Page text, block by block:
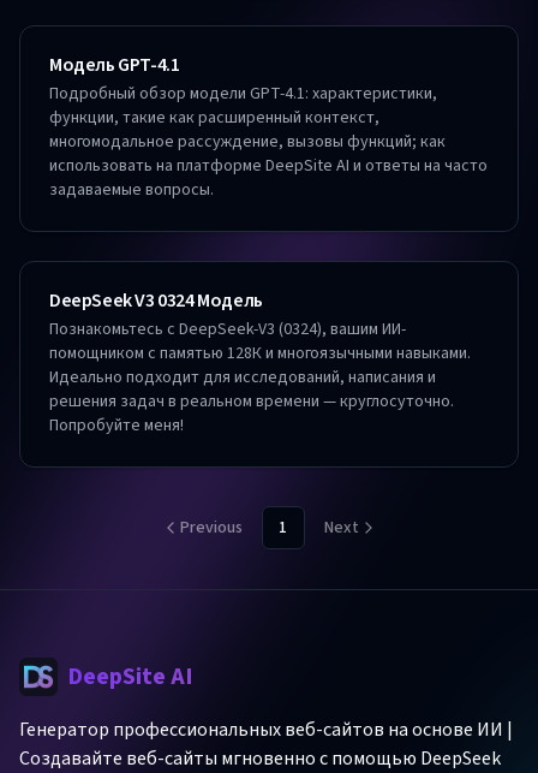
Модель GPT-4.1
Подробный обзор модели GPT-4.1: характеристики,
функции, такие как расширенный контекст,
многомодальное рассуждение, вызовы функций; как
использовать на платформе DeepSite AI и ответы на часто
задаваемые вопросы.
DeepSeek V3 0324 Модель
Познакомьтесь с DeepSeek-V3 (0324), вашим ИИ-
помощником с памятью 128К и многоязычными навыками.
Идеально подходит для исследований, написания и
решения задач в реальном времени — круглосуточно.
Попробуйте меня!
Previous 1 Next
DeepSite AI
Генератор профессиональных веб-сайтов на основе ИИ |
Создавайте веб-сайты мгновенно с помощью DeepSeek